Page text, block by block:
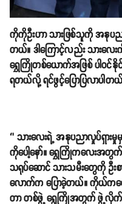
ကိုကိုဦးဟာ သားဖြစ်သူကို အနုပ
တယ်။ ဒါကြောင့်လည်း သားလေ
ရွှေကြိုတစ်ယောက်အဖြစ် ပါဝင်နို
ရတယ်လို့ ရင်ဖွင့်ပြောပြလာပါတ
‘’ သားလေးရဲ့ အနုပညာလှုပ်ရှား
ကိုပေါ့နော်။ ရွှေကြိုကလေးအတွ
သရုပ်ဆောင် သားသမီးတွေကို ဦ
လောက်က ပြောခဲ့တယ်။ ကိုယ်ကတေ
တာ တစ်ဖွဲ့ ရွှေကြိုအတွက် ဖွဲ့လို